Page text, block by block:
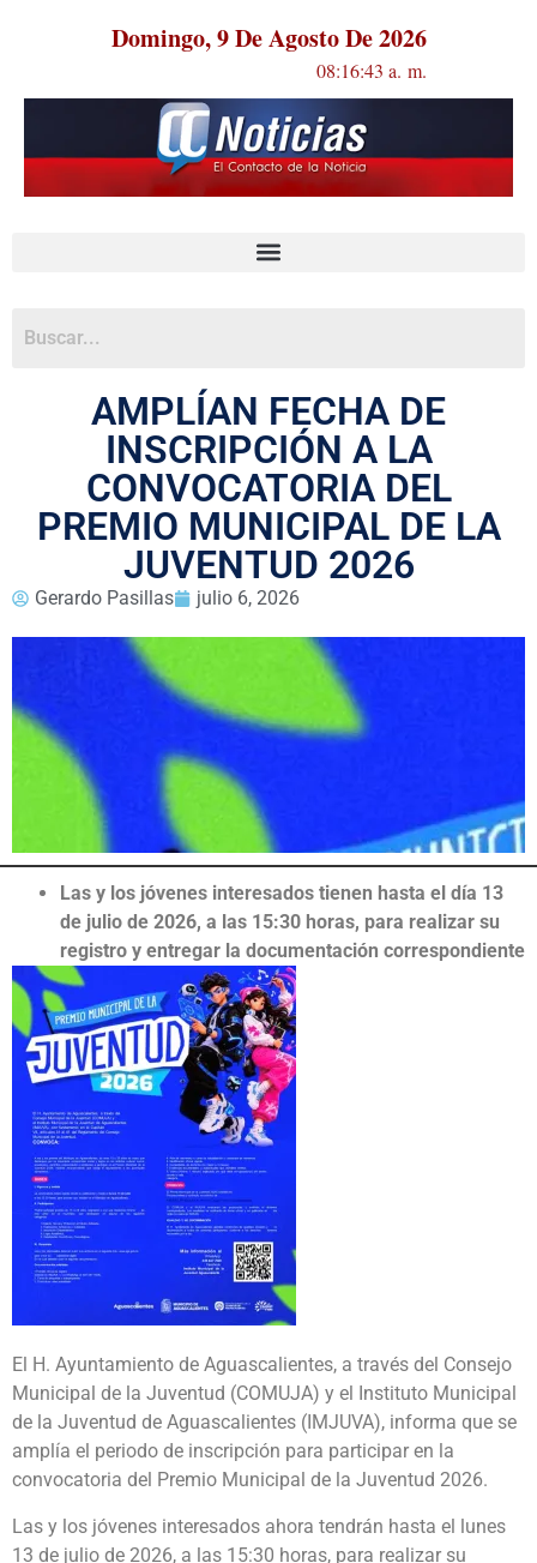
Domingo, 9 De Agosto De 2026
08:16:43 a. m.
AMPLÍAN FECHA DE
INSCRIPCIÓN A LA
CONVOCATORIA DEL
PREMIO MUNICIPAL DE LA
JUVENTUD 2026
Gerardo Pasillas julio 6, 2026
Las y los jóvenes interesados tienen hasta el día 13
de julio de 2026, a las 15:30 horas, para realizar su
registro y entregar la documentación correspondiente
El H. Ayuntamiento de Aguascalientes, a través del Consejo
Municipal de la Juventud (COMUJA) y el Instituto Municipal
de la Juventud de Aguascalientes (IMJUVA), informa que se
amplía el periodo de inscripción para participar en la
convocatoria del Premio Municipal de la Juventud 2026.
Las y los jóvenes interesados ahora tendrán hasta el lunes
13 de julio de 2026, a las 15:30 horas, para realizar su